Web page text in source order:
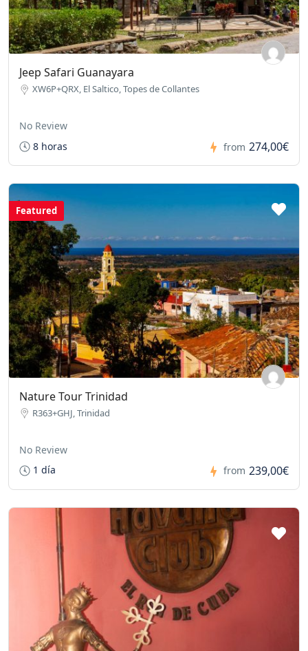
Jeep Safari Guanayara
XW6P+QRX, El Saltico, Topes de Collantes
No Review
8 horas
from 274,00€
Featured
Nature Tour Trinidad
R363+GHJ, Trinidad
No Review
1 día
from 239,00€